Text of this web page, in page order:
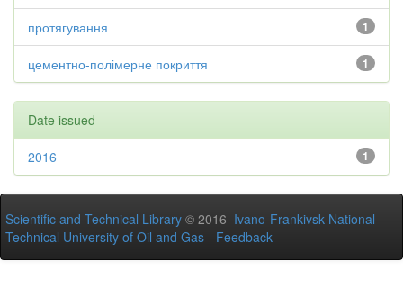
1
протягування
1
цементно-полімерне покриття
Date issued
1
2016
Scientific and Technical Library © 2016 Ivano-Frankivsk National
Technical University of Oil and Gas - Feedback